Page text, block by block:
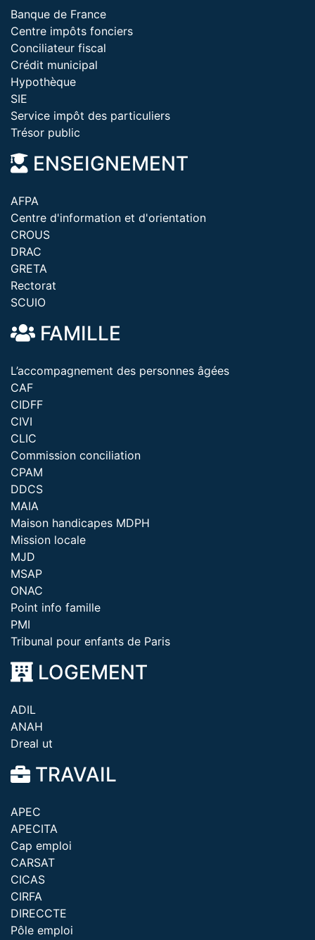
Banque de France
Centre impôts fonciers
Conciliateur fiscal
Crédit municipal
Hypothèque
SIE
Service impôt des particuliers
Trésor public
ENSEIGNEMENT
AFPA
Centre d'information et d'orientation
CROUS
DRAC
GRETA
Rectorat
SCUIO
FAMILLE
L’accompagnement des personnes âgées
CAF
CIDFF
CIVI
CLIC
Commission conciliation
CPAM
DDCS
MAIA
Maison handicapes MDPH
Mission locale
MJD
MSAP
ONAC
Point info famille
PMI
Tribunal pour enfants de Paris
LOGEMENT
ADIL
ANAH
Dreal ut
TRAVAIL
APEC
APECITA
Cap emploi
CARSAT
CICAS
CIRFA
DIRECCTE
Pôle emploi